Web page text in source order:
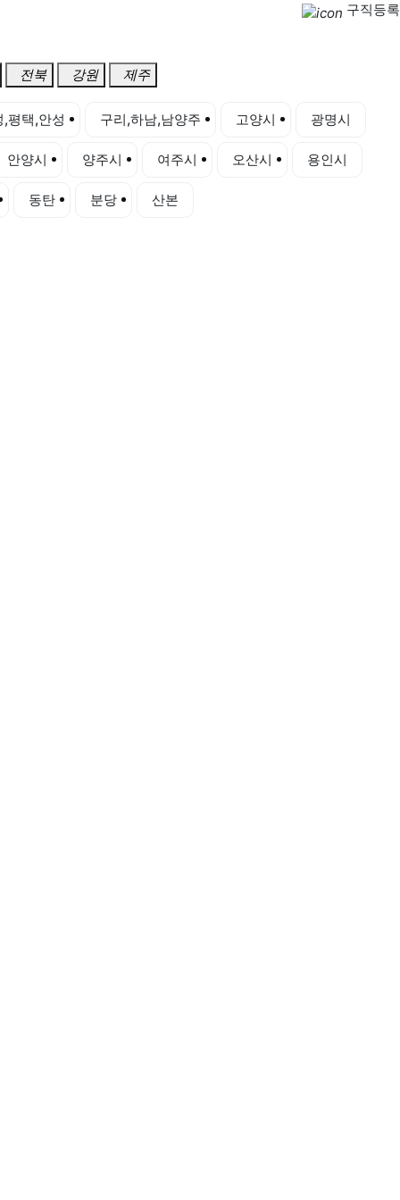
구직등록
전북 강원 제주
,평택,안성 구리,하남,남양주 고양시 광명시
안양시 양주시 여주시 오산시 용인시
동탄 분당 산본